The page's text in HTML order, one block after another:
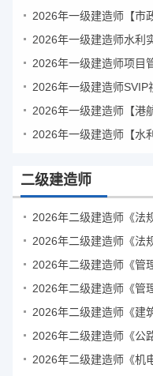
2026年一级建造师【市
2026年一级建造师水利
2026年一级建造师项目
2026年一级建造师SVIP
2026年一级建造师【港
2026年一级建造师【水
二级建造师